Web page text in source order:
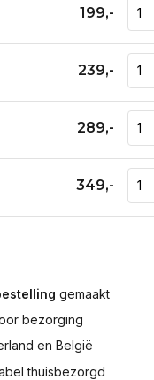
199,-
239,-
289,-
349,-
gemaakt
bezorging
en België
thuisbezorgd